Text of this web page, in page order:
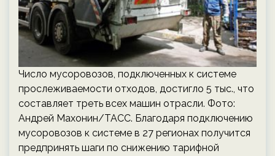
Число мусоровозов, подключенных к системе
прослеживаемости отходов, достигло 5 тыс., что
составляет треть всех машин отрасли. Фото:
Андрей Махонин/ТАСС. Благодаря подключению
мусоровозов к системе в 27 регионах получится
предпринять шаги по снижению тарифной